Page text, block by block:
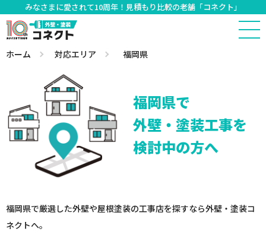
みなさまに愛されて10周年！見積もり比較の老舗「コネクト」
ホーム 対応エリア 福岡県
福岡県で
外壁・塗装工事を
検討中の方へ
福岡県で厳選した外壁や屋根塗装の工事店を探すなら外壁・塗装コ
ネクトへ。